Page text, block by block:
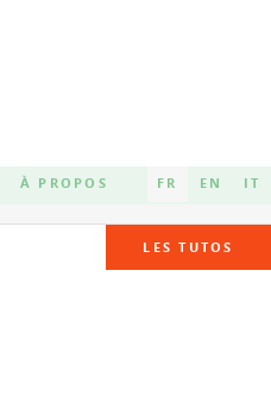
À PROPOS FR EN IT
LES TUTOS